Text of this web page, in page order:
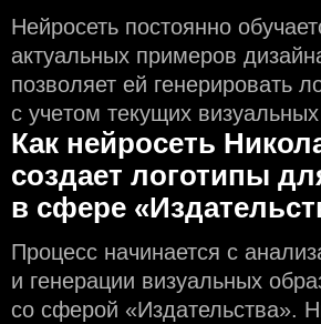
Нейросеть постоянно
актуальных примеров
позволяет ей генерировать
с учeтом текущих
Как нейросеть
создаeт логотипы
в сфере
Процесс начинается с
и генерации визуальных
со сферой «Издательства».